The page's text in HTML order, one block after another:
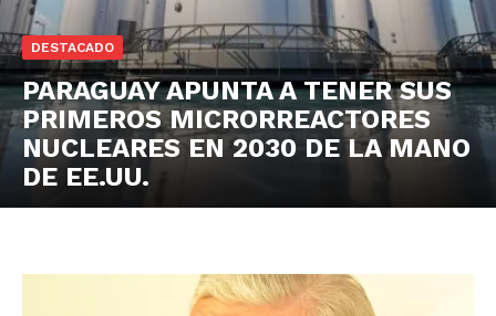
DESTACADO
PARAGUAY APUNTA A TENER SUS
PRIMEROS MICRORREACTORES
NUCLEARES EN 2030 DE LA MANO
DE EE.UU.